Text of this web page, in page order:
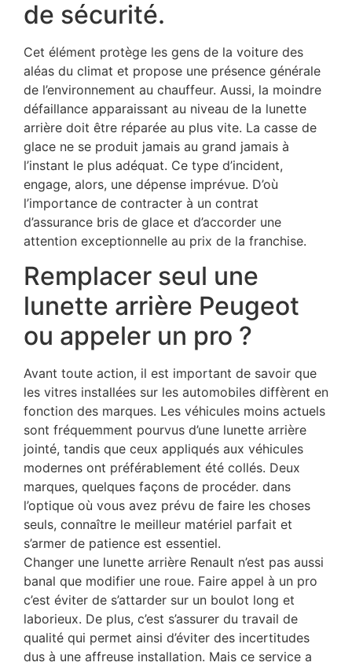
de sécurité.
Cet élément protège les gens de la voiture des
aléas du climat et propose une présence générale
de l’environnement au chauffeur. Aussi, la moindre
défaillance apparaissant au niveau de la lunette
arrière doit être réparée au plus vite. La casse de
glace ne se produit jamais au grand jamais à
l’instant le plus adéquat. Ce type d’incident,
engage, alors, une dépense imprévue. D’où
l’importance de contracter à un contrat
d’assurance bris de glace et d’accorder une
attention exceptionnelle au prix de la franchise.
Remplacer seul une
lunette arrière Peugeot
ou appeler un pro ?
Avant toute action, il est important de savoir que
les vitres installées sur les automobiles diffèrent en
fonction des marques. Les véhicules moins actuels
sont fréquemment pourvus d’une lunette arrière
jointé, tandis que ceux appliqués aux véhicules
modernes ont préférablement été collés. Deux
marques, quelques façons de procéder. dans
l’optique où vous avez prévu de faire les choses
seuls, connaître le meilleur matériel parfait et
s’armer de patience est essentiel.
Changer une lunette arrière Renault n’est pas aussi
banal que modifier une roue. Faire appel à un pro
c’est éviter de s’attarder sur un boulot long et
laborieux. De plus, c’est s’assurer du travail de
qualité qui permet ainsi d’éviter des incertitudes
dus à une affreuse installation. Mais ce service a